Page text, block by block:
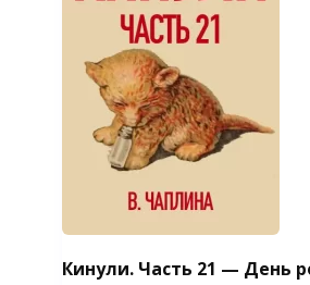
Кинули. Часть 21 — День